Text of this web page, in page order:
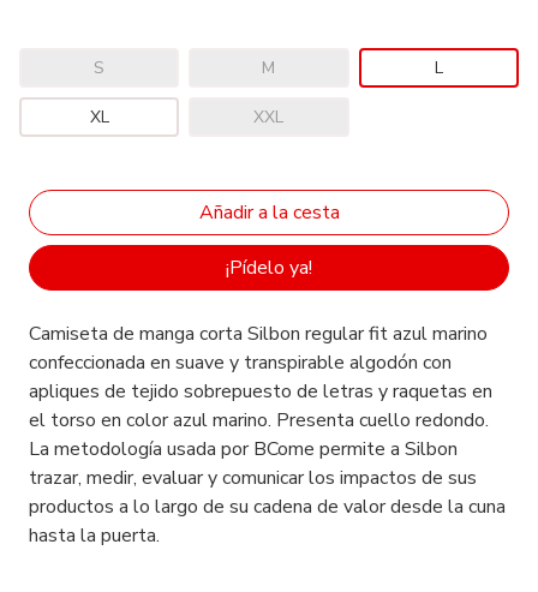
S M L
XL XXL
¡Pídelo ya!
Camiseta de manga corta Silbon regular fit azul marino
confeccionada en suave y transpirable algodón con
apliques de tejido sobrepuesto de letras y raquetas en
el torso en color azul marino. Presenta cuello redondo.
La metodología usada por BCome permite a Silbon
trazar, medir, evaluar y comunicar los impactos de sus
productos a lo largo de su cadena de valor desde la cuna
hasta la puerta.